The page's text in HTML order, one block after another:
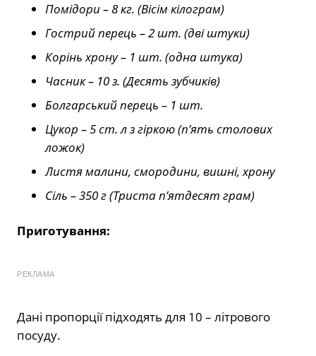
Помідори – 8 кг. (Вісім кілограм)
Гострий перець – 2 шт. (дві штуки)
Корінь хрону – 1 шт. (одна штука)
Часник – 10 з. (Десять зубчиків)
Болгарський перець – 1 шт.
Цукор – 5 ст. л з гіркою (п’ять столових
ложок)
Листя малини, смородини, вишні, хрону
Сіль – 350 г (Триста п’ятдесят грам)
Приготування:
РЕКЛАМА
Дані пропорції підходять для 10 – літрового
посуду.